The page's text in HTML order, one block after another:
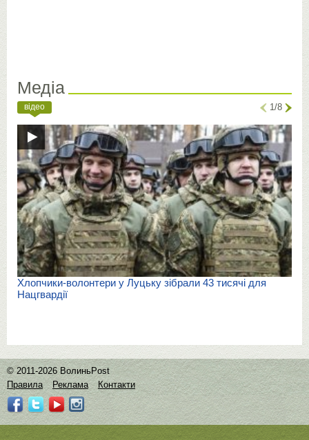
Медіа
відео 1/8
Хлопчики-волонтери у Луцьку зібрали 43 тисячі для
Нацгвардії
© 2011-2026 ВолиньPost
Правила
Реклама Контакти